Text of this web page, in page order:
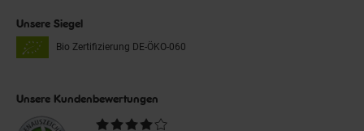
Unsere Siegel
Bio Zertifizierung DE-ÖKO-060
Unsere Kundenbewertungen
Durchschnittliche